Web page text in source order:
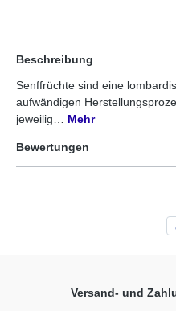
Beschreibung
Senffrüchte sind eine
aufwändigen
jeweilig… Mehr
Bewertungen
Versand- und